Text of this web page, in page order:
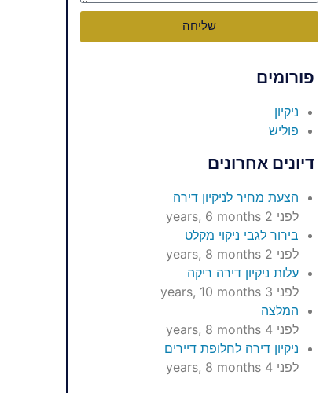
שליחה
פורומים
ניקיון
פוליש
דיונים אחרונים
הצעת מחיר לניקיון דירה
לפני 2 years, 6 months
בירור לגבי ניקוי מקלט
לפני 2 years, 8 months
עלות ניקיון דירה ריקה
לפני 3 years, 10 months
המלצה
לפני 4 years, 8 months
ניקיון דירה לחלופת דיירים
לפני 4 years, 8 months